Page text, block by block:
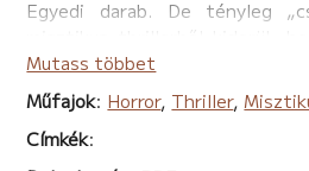
Egyedi darab. De tényleg
ártalmas természetfeletti
szellemek közelében lép
lehetséges ez? A pokoli
tudó Anna Earthly (Ann) sem
Mutass többet
Műfajok: Horror, Thriller,
Címkék: